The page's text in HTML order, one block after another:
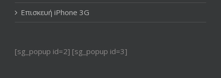
Επισκευή iPhone 3G
[sg_popup id=2] [sg_popup id=3]